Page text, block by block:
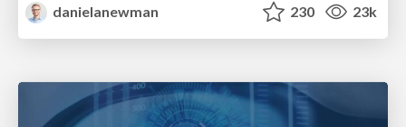
danielanewman
230 23k